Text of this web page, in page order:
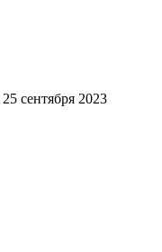
25 сентября 2023